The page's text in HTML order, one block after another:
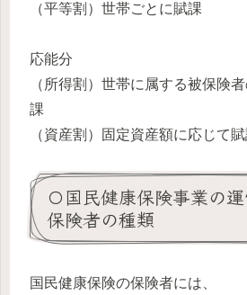
（平等割）世帯ごとに賦課
応能分
（所得割）世帯に属する被保険
課
（資産割）固定資産額に応じて
〇国民健康保険事業の
保険者の種類
国民健康保険の保険者には、